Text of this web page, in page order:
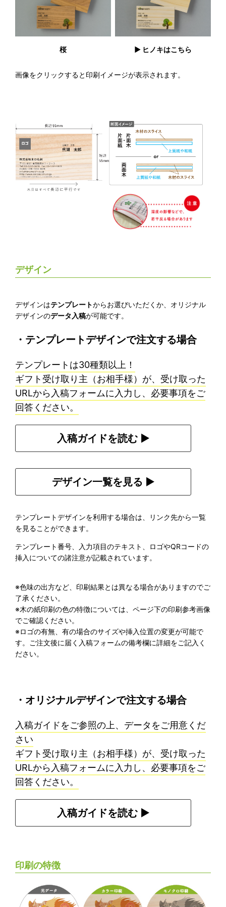
桜 ▶︎ ヒノキはこちら
画像をクリックすると印刷イメージが表示されます。
デザイン
デザインはテンプレートからお選びいただくか、オリジナル
デザインのデータ入稿が可能です。
・テンプレートデザインで注文する場合
テンプレートは30種類以上！
ギフト受け取り主（お相手様）が、受け取った
URLから入稿フォームに入力し、必要事項をご
回答ください。
入稿ガイドを読む ▶︎
デザイン一覧を見る ▶︎
テンプレートデザインを利用する場合は、リンク先から一覧
を見ることができます。
テンプレート番号、入力項目のテキスト、ロゴやQRコードの
挿入についての諸注意が記載されています。
※色味の出方など、印刷結果とは異なる場合がありますのでご
了承ください。
※木の紙印刷の色の特徴については、ページ下の印刷参考画像
でご確認ください。
※ロゴの有無、有の場合のサイズや挿入位置の変更が可能で
す。ご注文後に届く入稿フォームの備考欄に詳細をご記入く
ださい。
・オリジナルデザインで注文する場合
入稿ガイドをご参照の上、データをご用意くだ
さい
ギフト受け取り主（お相手様）が、受け取った
URLから入稿フォームに入力し、必要事項をご
回答ください。
入稿ガイドを読む ▶︎
印刷の特徴